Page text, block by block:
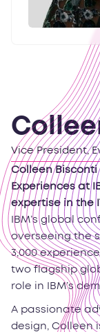
Vice President,
Colleen Bisconti
Experiences at
expertise in the
IBM’s global
overseeing the
3,000
two flagship
role in IBM’s
A passionate
design, Colleen